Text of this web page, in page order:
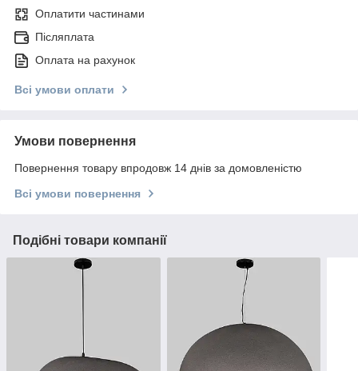
Оплатити частинами
Післяплата
Оплата на рахунок
Всі умови оплати
Умови повернення
Повернення товару впродовж 14 днів за домовленістю
Всі умови повернення
Подібні товари компанії